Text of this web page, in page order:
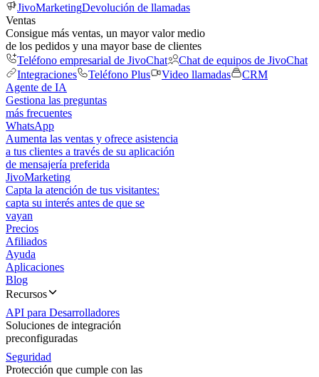
JivoMarketingDevolución de llamadas
Ventas
Consigue más ventas, un mayor valor medio
de los pedidos y una mayor base de clientes
Teléfono empresarial de JivoChat
Chat de equipos de JivoChat
Integraciones
Teléfono Plus Video llamadas
CRM
Agente de IA
Gestiona las preguntas
más frecuentes
WhatsApp
Aumenta las ventas y ofrece asistencia
a tus clientes a través de su aplicación
de mensajería preferida
JivoMarketing
Capta la atención de tus visitantes:
capta su interés antes de que se
vayan
Precios
Afiliados
Ayuda
Aplicaciones
Blog
Recursos
API para Desarrolladores
Soluciones de integración
preconfiguradas
Seguridad
Protección que cumple con las